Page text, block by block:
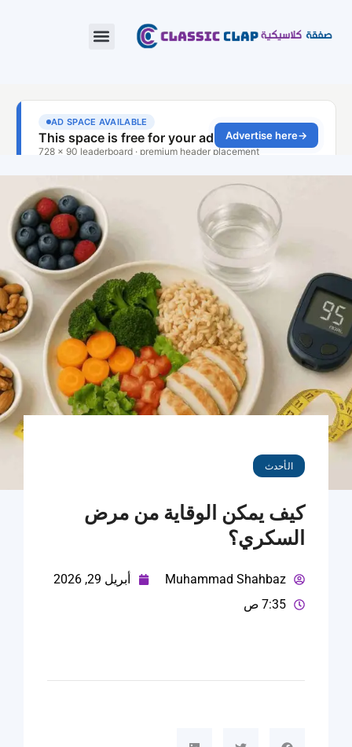
الأحدث
كيف يمكن الوقاية من مرض
السكري؟
Muhammad Shahbaz
أبريل 29, 2026
7:35 ص